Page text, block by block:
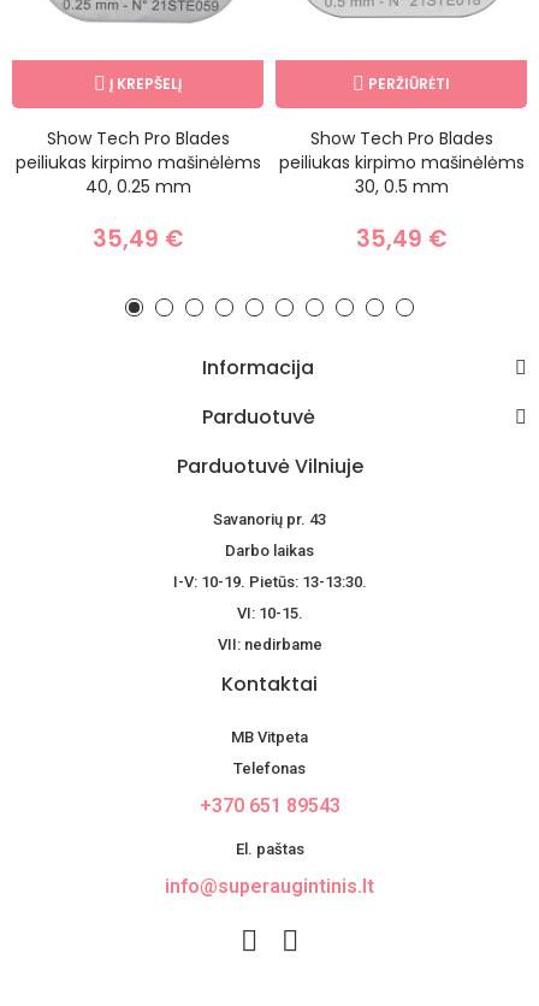
Į KREPŠELĮ
Show Tech Pro Blades
peiliukas kirpimo mašinėlėms
40, 0.25 mm
35,49 €
PERŽIŪRĖTI
Show Tech Pro Blades
peiliukas kirpimo mašinėlėms
30, 0.5 mm
35,49 €
Informacija
Parduotuvė
Parduotuvė Vilniuje
Savanorių pr. 43
Darbo laikas
I-V: 10-19. Pietūs: 13-13:30.
VI: 10-15.
VII: nedirbame
Kontaktai
MB Vitpeta
Telefonas
+370 651 89543
El. paštas
info@superaugintinis.lt